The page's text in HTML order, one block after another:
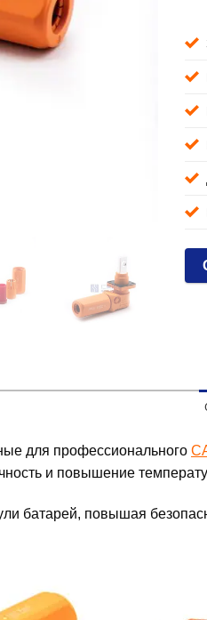
для профессионального
и повышение
батарей, повышая